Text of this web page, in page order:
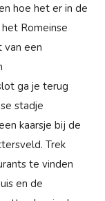
hoe het er in de
Romeinse
van een
ga je terug
stadje
kaarsje bij de
Trek
te vinden
en de